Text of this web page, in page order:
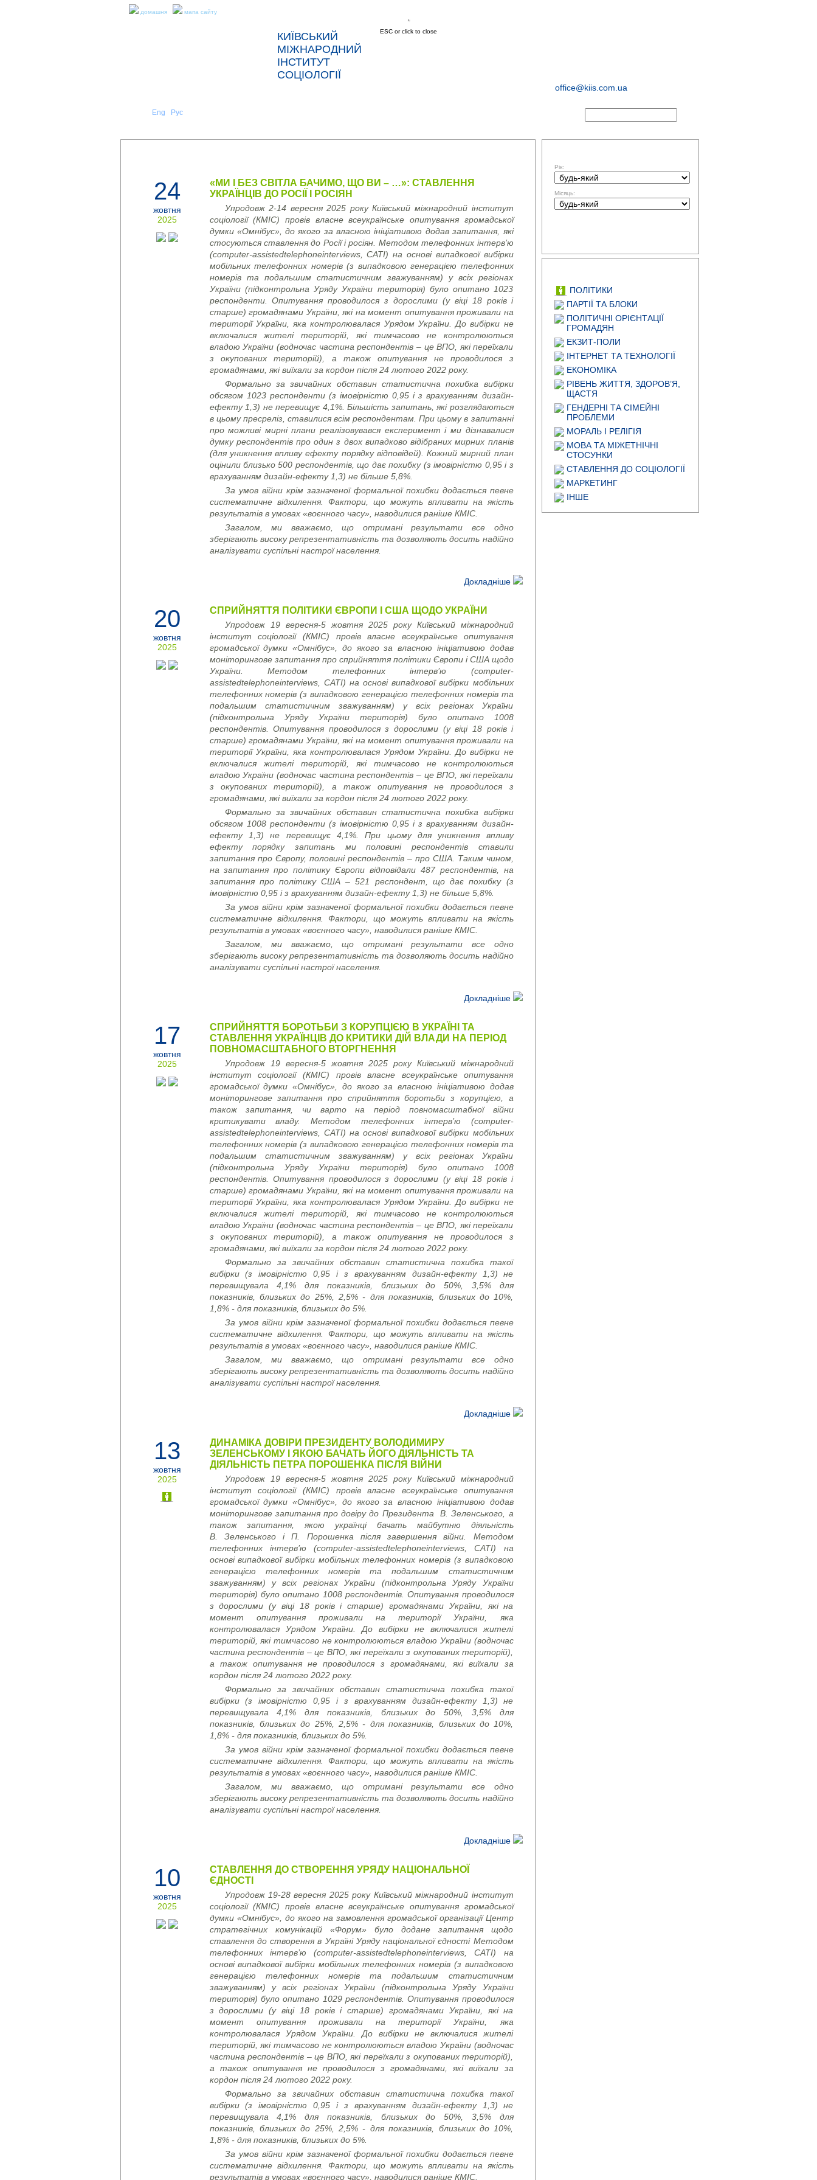
домашня мапа сайту
КИЇВСЬКИЙ
МІЖНАРОДНИЙ
ІНСТИТУТ
СОЦІОЛОГІЇ
office@kiis.com.ua
Eng Рус
ESC or click to close
24
жовтня
2025
«МИ І БЕЗ СВІТЛА БАЧИМО, ЩО ВИ – …»: СТАВЛЕННЯ
УКРАЇНЦІВ ДО РОСІЇ І РОСІЯН
Упродовж 2-14 вересня 2025 року Київський міжнародний інститут
соціології (КМІС) провів власне всеукраїнське опитування громадської
думки «Омнібус», до якого за власною ініціативою додав запитання, які
стосуються ставлення до Росії і росіян. Методом телефонних інтерв’ю
(computer-assistedtelephoneinterviews, CATI) на основі випадкової вибірки
мобільних телефонних номерів (з випадковою генерацією телефонних
номерів та подальшим статистичним зважуванням) у всіх регіонах
України (підконтрольна Уряду України територія) було опитано 1023
респонденти. Опитування проводилося з дорослими (у віці 18 років і
старше) громадянами України, які на момент опитування проживали на
території України, яка контролювалася Урядом України. До вибірки не
включалися жителі територій, які тимчасово не контролюються
владою України (водночас частина респондентів – це ВПО, які переїхали
з окупованих територій), а також опитування не проводилося з
громадянами, які виїхали за кордон після 24 лютого 2022 року.
Формально за звичайних обставин статистична похибка вибірки
обсягом 1023 респонденти (з імовірністю 0,95 і з врахуванням дизайн-
ефекту 1,3) не перевищує 4,1%. Більшість запитань, які розглядаються
в цьому пресреліз, ставилися всім респондентам. При цьому в запитанні
про можливі мирні плани реалізовувався експеримент і ми дізнавалися
думку респондентів про один з двох випадково відібраних мирних планів
(для уникнення впливу ефекту порядку відповідей). Кожний мирний план
оцінили близько 500 респондентів, що дає похибку (з імовірністю 0,95 і з
врахуванням дизайн-ефекту 1,3) не більше 5,8%.
За умов війни крім зазначеної формальної похибки додається певне
систематичне відхилення. Фактори, що можуть впливати на якість
результатів в умовах «воєнного часу», наводилися раніше КМІС.
Загалом, ми вважаємо, що отримані результати все одно
зберігають високу репрезентативність та дозволяють досить надійно
аналізувати суспільні настрої населення.
Докладніше
20
жовтня
2025
СПРИЙНЯТТЯ ПОЛІТИКИ ЄВРОПИ І США ЩОДО УКРАЇНИ
Упродовж 19 вересня-5 жовтня 2025 року Київський міжнародний
інститут соціології (КМІС) провів власне всеукраїнське опитування
громадської думки «Омнібус», до якого за власною ініціативою додав
моніторингове запитання про сприйняття політики Європи і США щодо
України. Методом телефонних інтерв’ю (computer-
assistedtelephoneinterviews, CATI) на основі випадкової вибірки мобільних
телефонних номерів (з випадковою генерацією телефонних номерів та
подальшим статистичним зважуванням) у всіх регіонах України
(підконтрольна Уряду України територія) було опитано 1008
респондентів. Опитування проводилося з дорослими (у віці 18 років і
старше) громадянами України, які на момент опитування проживали на
території України, яка контролювалася Урядом України. До вибірки не
включалися жителі територій, які тимчасово не контролюються
владою України (водночас частина респондентів – це ВПО, які переїхали
з окупованих територій), а також опитування не проводилося з
громадянами, які виїхали за кордон після 24 лютого 2022 року.
Формально за звичайних обставин статистична похибка вибірки
обсягом 1008респонденти (з імовірністю 0,95 і з врахуванням дизайн-
ефекту 1,3) не перевищує 4,1%. При цьому для уникнення впливу
ефекту порядку запитань ми половині респондентів ставили
запитання про Європу, половині респондентів – про США. Таким чином,
на запитання про політику Європи відповідали 487 респондентів, на
запитання про політику США – 521 респондент, що дає похибку (з
імовірністю 0,95 і з врахуванням дизайн-ефекту 1,3) не більше 5,8%.
За умов війни крім зазначеної формальної похибки додається певне
систематичне відхилення. Фактори, що можуть впливати на якість
результатів в умовах «воєнного часу», наводилися раніше КМІС.
Загалом, ми вважаємо, що отримані результати все одно
зберігають високу репрезентативність та дозволяють досить надійно
аналізувати суспільні настрої населення.
Докладніше
17
жовтня
2025
СПРИЙНЯТТЯ БОРОТЬБИ З КОРУПЦІЄЮ В УКРАЇНІ ТА
СТАВЛЕННЯ УКРАЇНЦІВ ДО КРИТИКИ ДІЙ ВЛАДИ НА ПЕРІОД
ПОВНОМАСШТАБНОГО ВТОРГНЕННЯ
Упродовж 19 вересня-5 жовтня 2025 року Київський міжнародний
інститут соціології (КМІС) провів власне всеукраїнське опитування
громадської думки «Омнібус», до якого за власною ініціативою додав
моніторингове запитання про сприйняття боротьби з корупцією, а
також запитання, чи варто на період повномасштабної війни
критикувати владу. Методом телефонних інтерв’ю (computer-
assistedtelephoneinterviews, CATI) на основі випадкової вибірки мобільних
телефонних номерів (з випадковою генерацією телефонних номерів та
подальшим статистичним зважуванням) у всіх регіонах України
(підконтрольна Уряду України територія) було опитано 1008
респондентів. Опитування проводилося з дорослими (у віці 18 років і
старше) громадянами України, які на момент опитування проживали на
території України, яка контролювалася Урядом України. До вибірки не
включалися жителі територій, які тимчасово не контролюються
владою України (водночас частина респондентів – це ВПО, які переїхали
з окупованих територій), а також опитування не проводилося з
громадянами, які виїхали за кордон після 24 лютого 2022 року.
Формально за звичайних обставин статистична похибка такої
вибірки (з імовірністю 0,95 і з врахуванням дизайн-ефекту 1,3) не
перевищувала 4,1% для показників, близьких до 50%, 3,5% для
показників, близьких до 25%, 2,5% - для показників, близьких до 10%,
1,8% - для показників, близьких до 5%.
За умов війни крім зазначеної формальної похибки додається певне
систематичне відхилення. Фактори, що можуть впливати на якість
результатів в умовах «воєнного часу», наводилися раніше КМІС.
Загалом, ми вважаємо, що отримані результати все одно
зберігають високу репрезентативність та дозволяють досить надійно
аналізувати суспільні настрої населення.
Докладніше
13
жовтня
2025
ДИНАМІКА ДОВІРИ ПРЕЗИДЕНТУ ВОЛОДИМИРУ
ЗЕЛЕНСЬКОМУ І ЯКОЮ БАЧАТЬ ЙОГО ДІЯЛЬНІСТЬ ТА
ДІЯЛЬНІСТЬ ПЕТРА ПОРОШЕНКА ПІСЛЯ ВІЙНИ
Упродовж 19 вересня-5 жовтня 2025 року Київський міжнародний
інститут соціології (КМІС) провів власне всеукраїнське опитування
громадської думки «Омнібус», до якого за власною ініціативою додав
моніторингове запитання про довіру до Президента В. Зеленського, а
також запитання, якою українці бачать майбутню діяльність
В. Зеленського і П. Порошенка після завершення війни. Методом
телефонних інтерв’ю (computer-assistedtelephoneinterviews , CATI)
на
основі випадкової вибірки мобільних телефонних номерів (з випадковою
генерацією телефонних номерів та подальшим статистичним
зважуванням) у всіх регіонах України (підконтрольна Уряду України
територія) було опитано 1008 респондентів. Опитування проводилося
з дорослими (у віці 18 років і старше) громадянами України, які на
момент опитування проживали на території України, яка
контролювалася Урядом України. До вибірки не включалися жителі
територій, які тимчасово не контролюються владою України (водночас
частина респондентів – це ВПО, які переїхали з окупованих територій),
а також опитування не проводилося з громадянами, які виїхали за
кордон після 24 лютого 2022 року.
Формально за звичайних обставин статистична похибка такої
вибірки (з імовірністю 0,95 і з врахуванням дизайн-ефекту 1,3) не
перевищувала 4,1% для показників, близьких до 50%, 3,5% для
показників, близьких до 25%, 2,5% - для показників, близьких до 10%,
1,8% - для показників, близьких до 5%.
За умов війни крім зазначеної формальної похибки додається певне
систематичне відхилення. Фактори, що можуть впливати на якість
результатів в умовах «воєнного часу», наводилися раніше КМІС.
Загалом, ми вважаємо, що отримані результати все одно
зберігають високу репрезентативність та дозволяють досить надійно
аналізувати суспільні настрої населення.
Докладніше
10
жовтня
2025
СТАВЛЕННЯ ДО СТВОРЕННЯ УРЯДУ НАЦІОНАЛЬНОЇ
ЄДНОСТІ
Упродовж 19-28 вересня 2025 року Київський міжнародний інститут
соціології (КМІС) провів власне всеукраїнське опитування громадської
думки «Омнібус», до якого на замовлення громадської організації Центр
стратегічних комунікацій «Форум» було додане запитання щодо
ставлення до створення в Україні Уряду національної єдності Методом
телефонних інтерв’ю (computer-assistedtelephoneinterviews , CATI)
на
основі випадкової вибірки мобільних телефонних номерів (з випадковою
генерацією телефонних номерів та подальшим статистичним
зважуванням) у всіх регіонах України (підконтрольна Уряду України
територія) було опитано 1029 респондентів. Опитування проводилося
з дорослими (у віці 18 років і старше) громадянами України, які на
момент опитування проживали на території України, яка
контролювалася Урядом України. До вибірки не включалися жителі
територій, які тимчасово не контролюються владою України (водночас
частина респондентів – це ВПО, які переїхали з окупованих територій),
а також опитування не проводилося з громадянами, які виїхали за
кордон після 24 лютого 2022 року.
Формально за звичайних обставин статистична похибка такої
вибірки (з імовірністю 0,95 і з врахуванням дизайн-ефекту 1,3) не
перевищувала 4,1% для показників, близьких до 50%, 3,5% для
показників, близьких до 25%, 2,5% - для показників, близьких до 10%,
1,8% - для показників, близьких до 5%.
За умов війни крім зазначеної формальної похибки додається певне
систематичне відхилення. Фактори, що можуть впливати на якість
результатів в умовах «воєнного часу», наводилися раніше КМІС.
Рік:
Місяць:
ПОЛІТИКИ
ПАРТІЇ ТА БЛОКИ
ПОЛІТИЧНІ ОРІЄНТАЦІЇ
ГРОМАДЯН
ЕКЗИТ-ПОЛИ
ІНТЕРНЕТ ТА ТЕХНОЛОГІЇ
ЕКОНОМІКА
РІВЕНЬ ЖИТТЯ, ЗДОРОВ’Я,
ЩАСТЯ
ГЕНДЕРНІ ТА СІМЕЙНІ
ПРОБЛЕМИ
МОРАЛЬ І РЕЛІГІЯ
МОВА ТА МІЖЕТНІЧНІ
СТОСУНКИ
СТАВЛЕННЯ ДО СОЦІОЛОГІЇ
МАРКЕТИНГ
ІНШЕ